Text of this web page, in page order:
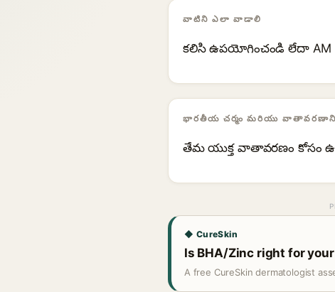
వాటిని ఎలా వాడాలి
కలిసి ఉపయోగించండి లేదా AM
భారతీయ చర్మం మరియు
తేమ యుక్త వాతావరణం కోసం
◆ CureSkin
Is BHA/Zinc right for
A free CureSkin dermatologist